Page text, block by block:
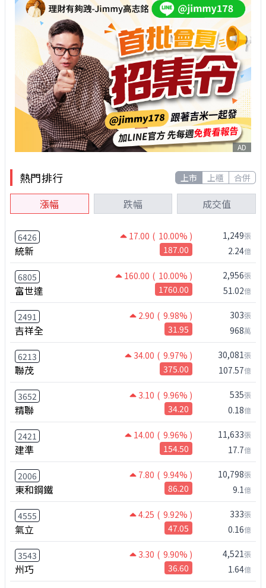
AD
熱門排行 上市 上櫃 合併
漲幅 跌幅 成交值
6426 17.00 ( 10.00% )
統新 187.00
1,249張
2.24億
6805 160.00 ( 10.00% )
富世達 1760.00
2,956張
51.02億
2491 2.90 ( 9.98% )
吉祥全 31.95
303張
968萬
6213 34.00 ( 9.97% )
聯茂 375.00
30,081張
107.57億
3652 3.10 ( 9.96% )
精聯 34.20
535張
0.18億
2421 14.00 ( 9.96% )
建準 154.50
11,633張
17.7億
2006 7.80 ( 9.94% )
東和鋼鐵 86.20
10,798張
9.1億
4555 4.25 ( 9.92% )
氣立 47.05
333張
0.16億
3543 3.30 ( 9.90% )
州巧 36.60
4,521張
1.64億